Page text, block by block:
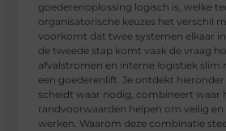
goederenoplossing logisch is, welke
organisatorische keuzes het verschil
voorkomt dat twee systemen elkaar
de tweede stap komt vaak de vraag
afvalstromen en interne logistiek slim
een goederenlift. Je ontdekt
scheidt waar nodig, combineert waar
randvoorwaarden helpen om veilig
werken. Waarom deze combinatie